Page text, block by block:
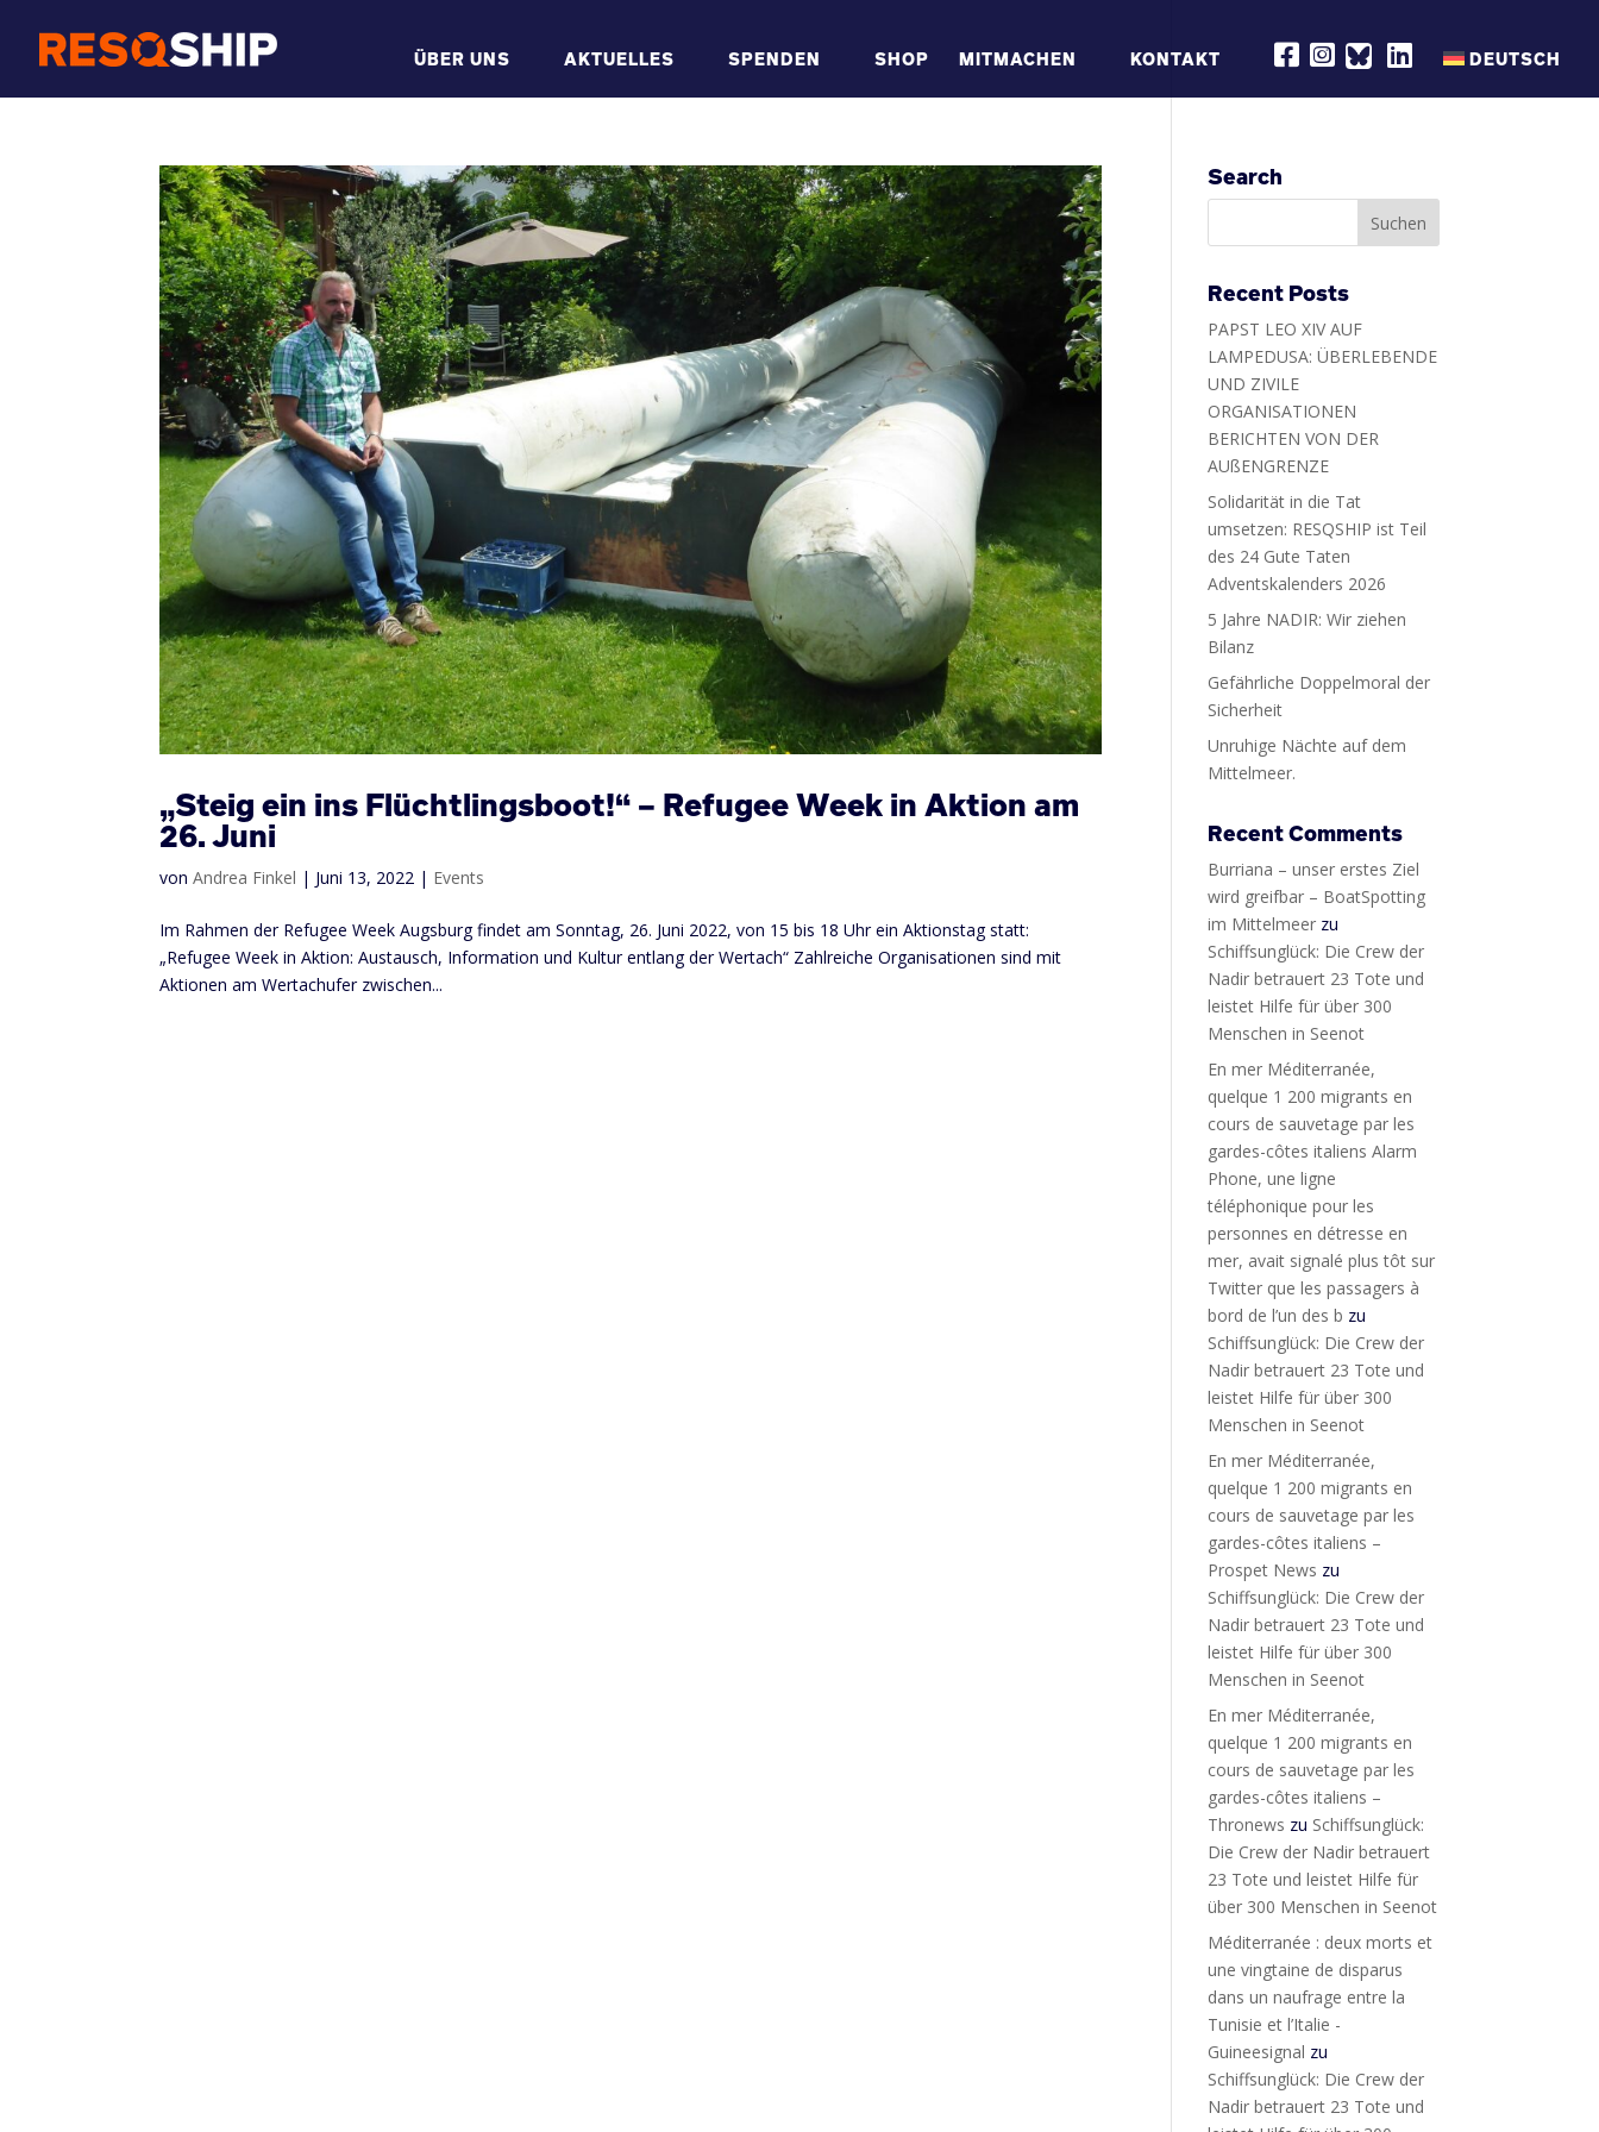
ÜBER UNS AKTUELLES SPENDEN SHOP MITMACHEN KONTAKT
R
E
Q
N
C
O
K
R
E
Q
N
S
G
A
M
R
E
Q
N
I
N
DEUTSCH
„Steig ein ins Flüchtlingsboot!“ – Refugee Week in Aktion am
26. Juni
vonAndrea Finkel | Juni 13, 2022 | Events
Im Rahmen der Refugee Week Augsburg findet am Sonntag, 26. Juni 2022, von 15 bis 18 Uhr ein Aktionstag statt:
„Refugee Week in Aktion: Austausch, Information und Kultur entlang der Wertach“ Zahlreiche Organisationen sind mit
Aktionen am Wertachufer zwischen...
Search
Recent Posts
PAPST LEO XIV AUF
LAMPEDUSA: ÜBERLEBENDE
UND ZIVILE
ORGANISATIONEN
BERICHTEN VON DER
AUßENGRENZE
Solidarität in die Tat
umsetzen: RESQSHIP ist Teil
des 24 Gute Taten
Adventskalenders 2026
5 Jahre NADIR: Wir ziehen
Bilanz
Gefährliche Doppelmoral der
Sicherheit
Unruhige Nächte auf dem
Mittelmeer.
Recent Comments
Burriana – unser erstes Ziel
wird greifbar – BoatSpotting
im Mittelmeer zu
Schiffsunglück: Die Crew der
Nadir betrauert 23 Tote und
leistet Hilfe für über 300
Menschen in Seenot
En mer Méditerranée,
quelque 1 200 migrants en
cours de sauvetage par les
gardes-côtes italiens Alarm
Phone, une ligne
téléphonique pour les
personnes en détresse en
mer, avait signalé plus tôt sur
Twitter que les passagers à
bord de l’un des b zu
Schiffsunglück: Die Crew der
Nadir betrauert 23 Tote und
leistet Hilfe für über 300
Menschen in Seenot
En mer Méditerranée,
quelque 1 200 migrants en
cours de sauvetage par les
gardes-côtes italiens –
Prospet News zu
Schiffsunglück: Die Crew der
Nadir betrauert 23 Tote und
leistet Hilfe für über 300
Menschen in Seenot
En mer Méditerranée,
quelque 1 200 migrants en
cours de sauvetage par les
gardes-côtes italiens –
Thronews zu Schiffsunglück:
Die Crew der Nadir betrauert
23 Tote und leistet Hilfe für
über 300 Menschen in Seenot
Méditerranée : deux morts et
une vingtaine de disparus
dans un naufrage entre la
Tunisie et l’Italie -
Guineesignal zu
Schiffsunglück: Die Crew der
Nadir betrauert 23 Tote und